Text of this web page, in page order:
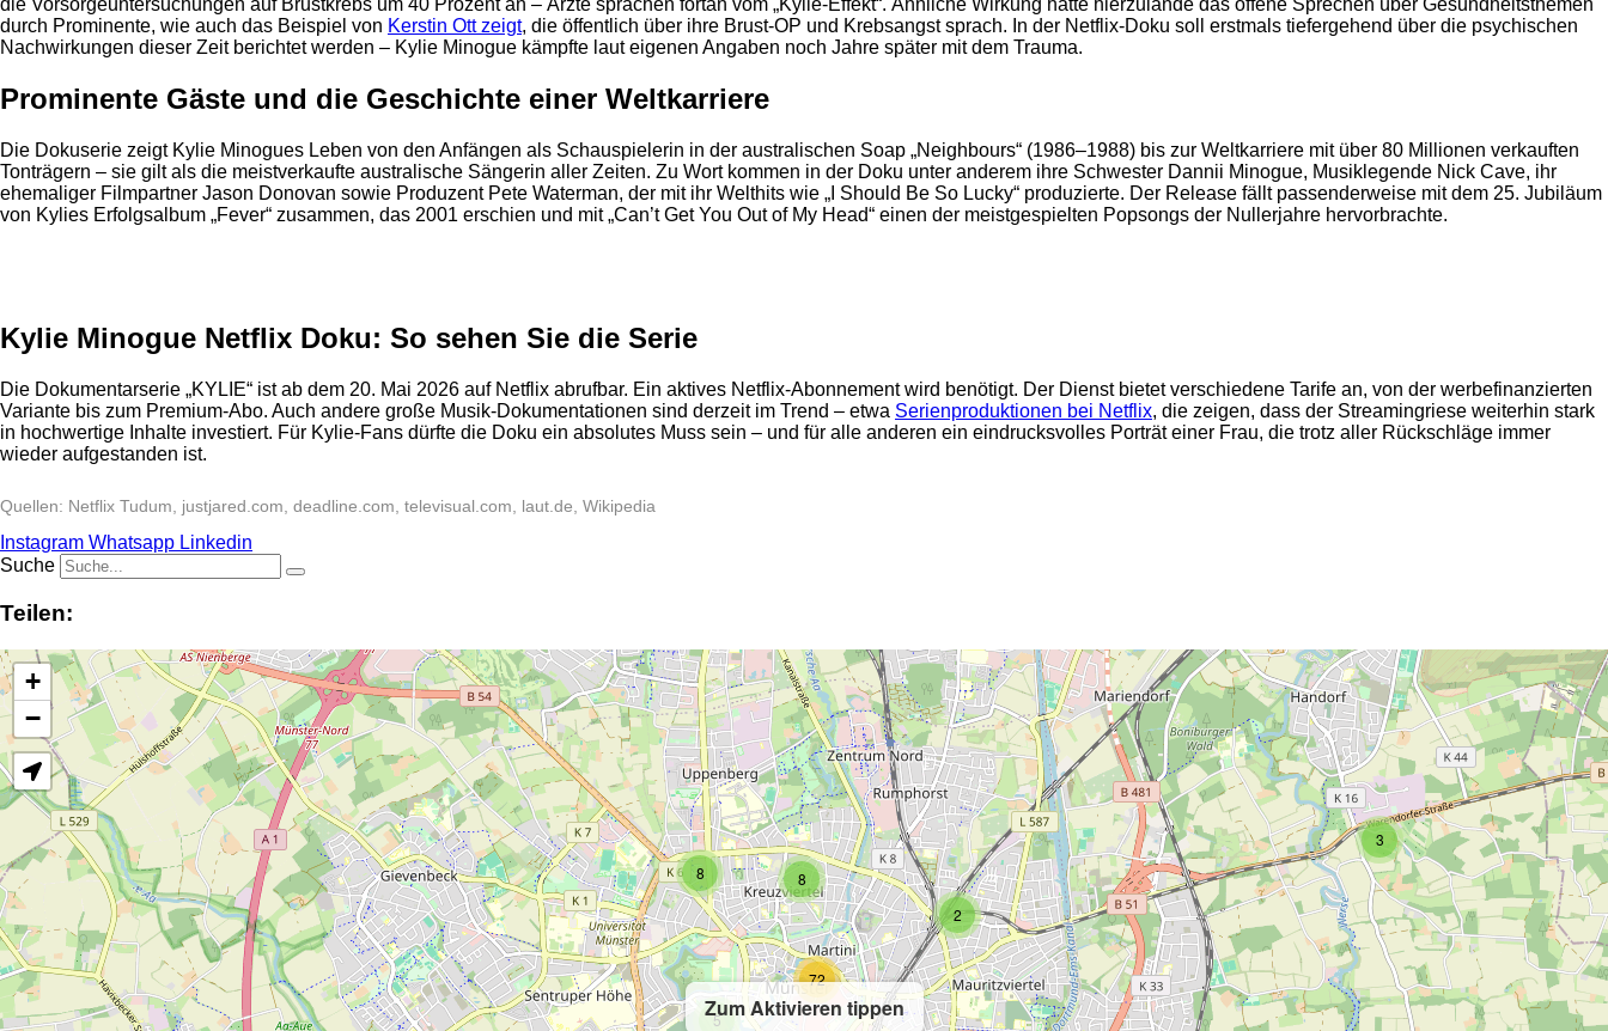
die Vorsorgeuntersuchungen auf Brustkrebs um 40 Prozent an – Ärzte sprachen fortan vom „Kylie-Effekt“. Ähnliche Wirkung hatte hierzulande das offene Sprechen über Gesundheitsthemen
durch Prominente, wie auch das Beispiel von Kerstin Ott zeigt, die öffentlich über ihre Brust-OP und Krebsangst sprach. In der Netflix-Doku soll erstmals tiefergehend über die psychischen
Nachwirkungen dieser Zeit berichtet werden – Kylie Minogue kämpfte laut eigenen Angaben noch Jahre später mit dem Trauma.
Prominente Gäste und die Geschichte einer Weltkarriere
Die Dokuserie zeigt Kylie Minogues Leben von den Anfängen als Schauspielerin in der australischen Soap „Neighbours“ (1986–1988) bis zur Weltkarriere mit über 80 Millionen verkauften
Tonträgern – sie gilt als die meistverkaufte australische Sängerin aller Zeiten. Zu Wort kommen in der Doku unter anderem ihre Schwester Dannii Minogue, Musiklegende Nick Cave, ihr
ehemaliger Filmpartner Jason Donovan sowie Produzent Pete Waterman, der mit ihr Welthits wie „I Should Be So Lucky“ produzierte. Der Release fällt passenderweise mit dem 25. Jubiläum
von Kylies Erfolgsalbum „Fever“ zusammen, das 2001 erschien und mit „Can’t Get You Out of My Head“ einen der meistgespielten Popsongs der Nullerjahre hervorbrachte.
Kylie Minogue Netflix Doku: So sehen Sie die Serie
Die Dokumentarserie „KYLIE“ ist ab dem 20. Mai 2026 auf Netflix abrufbar. Ein aktives Netflix-Abonnement wird benötigt. Der Dienst bietet verschiedene Tarife an, von der werbefinanzierten
Variante bis zum Premium-Abo. Auch andere große Musik-Dokumentationen sind derzeit im Trend – etwa Serienproduktionen bei Netflix, die zeigen, dass der Streamingriese weiterhin stark
in hochwertige Inhalte investiert. Für Kylie-Fans dürfte die Doku ein absolutes Muss sein – und für alle anderen ein eindrucksvolles Porträt einer Frau, die trotz aller Rückschläge immer
wieder aufgestanden ist.
Quellen: Netflix Tudum, justjared.com, deadline.com, televisual.com, laut.de, Wikipedia
Instagram Whatsapp Linkedin
Suche
Teilen:
Zum Aktivieren tippen
3
2
8 8
5
72
+
−